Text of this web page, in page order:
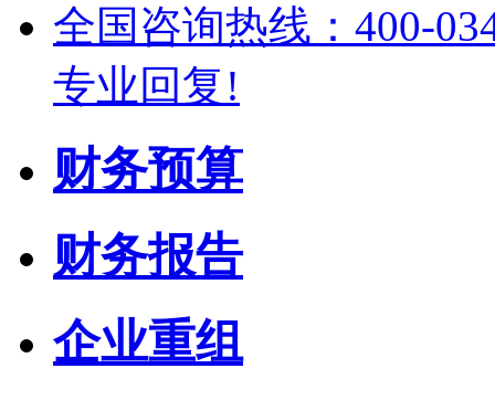
全国咨询热线：400-
专业回复!
财务预算
财务报告
企业重组